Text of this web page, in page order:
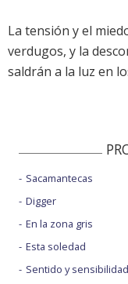
La tensión y el
verdugos, y la
saldrán a la luz en
Sacamantecas
Digger
En la zona gris
Esta soledad
Sentido y sensibilidad